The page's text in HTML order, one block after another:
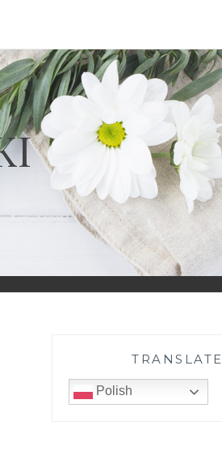
TRANSLATE
Polish